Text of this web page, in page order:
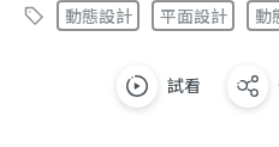
動態設計 平面設計 動
試看